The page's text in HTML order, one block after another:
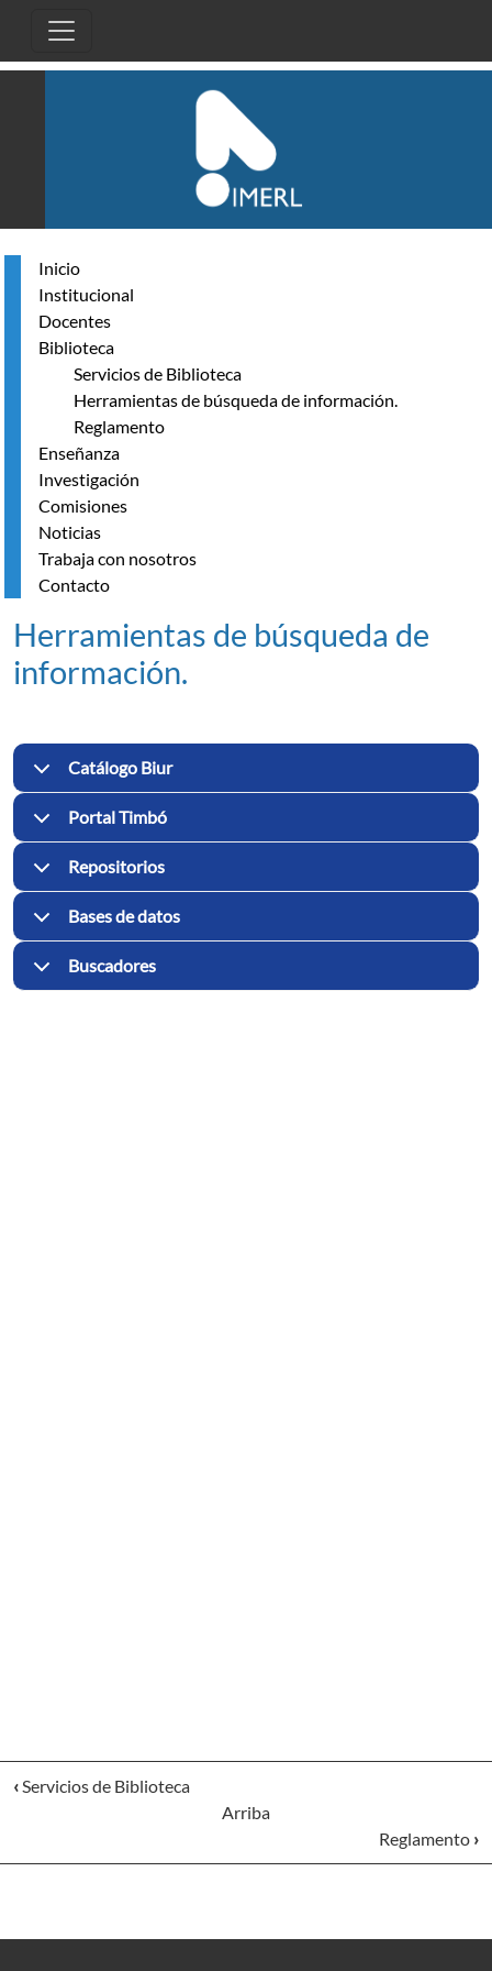
Inicio
Institucional
Docentes
Biblioteca
Servicios de Biblioteca
Herramientas de búsqueda de información.
Reglamento
Enseñanza
Investigación
Comisiones
Noticias
Trabaja con nosotros
Contacto
Herramientas de búsqueda de
información.
Catálogo Biur
Portal Timbó
Repositorios
Bases de datos
Buscadores
‹Servicios de Biblioteca
Arriba
Reglamento ›